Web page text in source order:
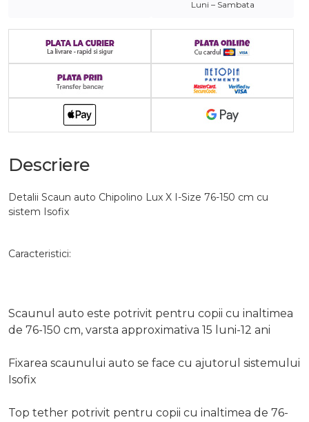
Luni – Sambata
Descriere
Detalii Scaun auto Chipolino Lux X I-Size 76-150 cm cu
sistem Isofix
Caracteristici:
Scaunul auto este potrivit pentru copii cu inaltimea
de 76-150 cm, varsta approximativa 15 luni-12 ani
Fixarea scaunului auto se face cu ajutorul sistemului
Isofix
Top tether potrivit pentru copii cu inaltimea de 76-